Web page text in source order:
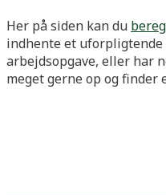
Her på siden kan du ber
indhente et
arbejdsopgave, eller har
meget gerne op og finder